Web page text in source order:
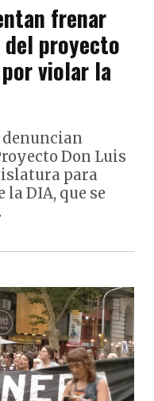
frenar
del proyecto
violar la
denuncian
Don Luis
para
DIA, que se